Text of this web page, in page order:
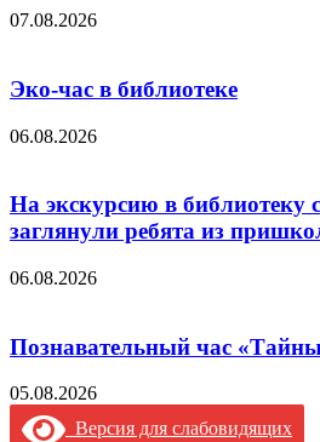
07.08.2026
Эко-час в библиотеке
06.08.2026
На экскурсию в библиотеку
заглянули ребята из
06.08.2026
Познавательный час
05.08.2026
Версия для слабовидящих